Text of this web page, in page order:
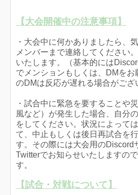
【大会開催中の注意事項】
・大会中に何かありましたら、
メンバーまで連絡してください
いたします。（基本的には
でメンションもしくは、DMをお
のDMは反応が遅れる場合がござ
・試合中に緊急を要することや
風など）が発生した場合、自分
をしてください。状況によって
て、中止もしくは後日再試合を
す。その際には大会用のDiscord
Twitterでお知らせいたしますの
す。
【試合・対戦について】